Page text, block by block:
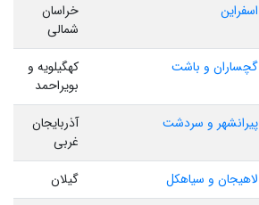
اسفراین
خراسان
شمالی
گچساران و باشت
کهگیلویه و
بویراحمد
پیرانشهر و سردشت
آذربایجان
غربی
لاهیجان و سیاهکل
گیلان